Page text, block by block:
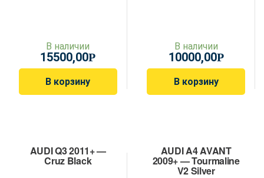
В наличии
15500,00Р
В корзину
В наличии
10000,00Р
В корзину
AUDI Q3 2011+ —
Cruz Black
AUDI A4 AVANT
2009+ — Tourmaline
V2 Silver